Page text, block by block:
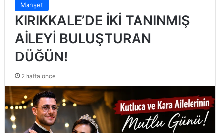
Manşet
KIRIKKALE’DE İKİ TANINMIŞ
AİLEYİ BULUŞTURAN
DÜĞÜN!
2 hafta önce